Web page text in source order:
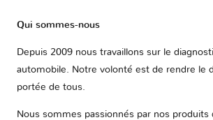
Qui sommes-nous
Depuis 2009 nous travaillons sur le
automobile. Notre volonté est de rendre le
portée de tous.
Nous sommes passionnés par nos produits